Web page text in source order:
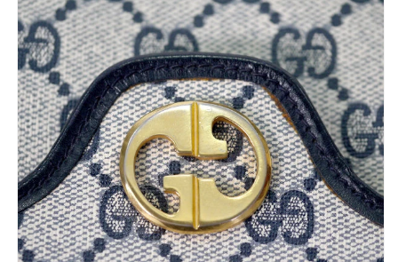
ログインが必要です
アカウントにログインして、お気に入りに商品を
追加したり、以前に保存したアイテムを表示した
りできます。
ログイン